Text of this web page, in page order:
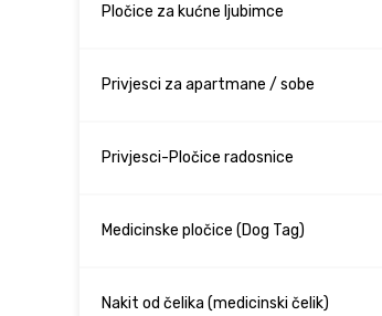
Pločice za kućne ljubimce
Privjesci za apartmane / sobe
Privjesci-Pločice radosnice
Medicinske pločice (Dog Tag)
Nakit od čelika (medicinski čelik)